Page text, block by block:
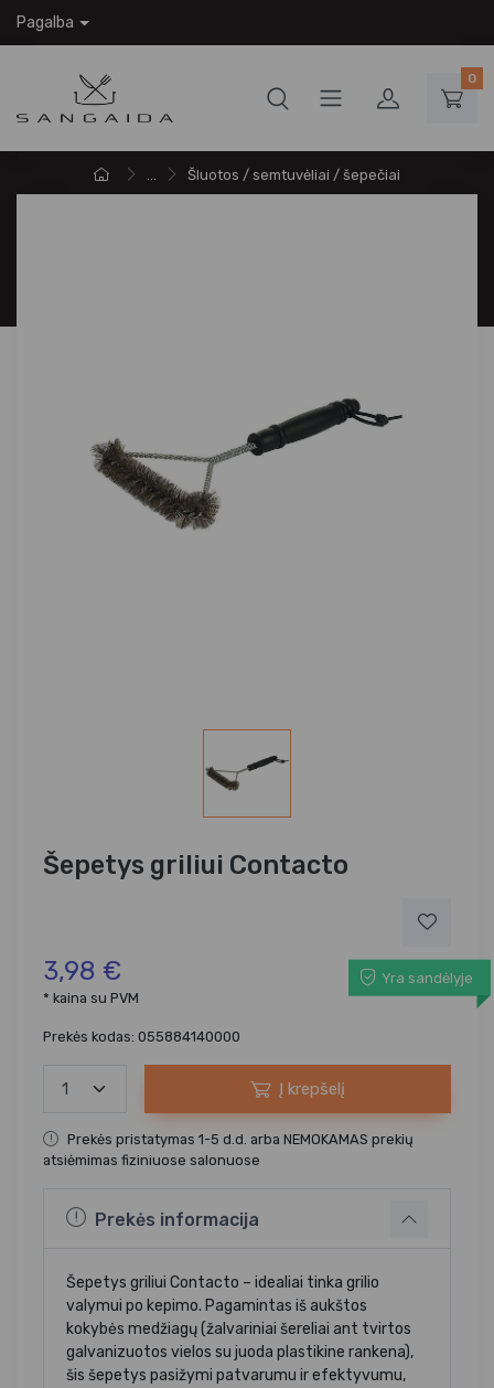
Pagalba
0
... Šluotos / semtuvėliai / šepečiai
Šepetys griliui Contacto
3,98 €
Yra sandėlyje
* kaina su PVM
Prekės kodas: 055884140000
Į krepšelį
Prekės pristatymas 1-5 d.d. arba NEMOKAMAS prekių
atsiėmimas fiziniuose salonuose
Prekės informacija
Šepetys griliui Contacto – idealiai tinka grilio
valymui po kepimo. Pagamintas iš aukštos
kokybės medžiagų (žalvariniai šereliai ant tvirtos
galvanizuotos vielos su juoda plastikine rankena),
šis šepetys pasižymi patvarumu ir efektyvumu,